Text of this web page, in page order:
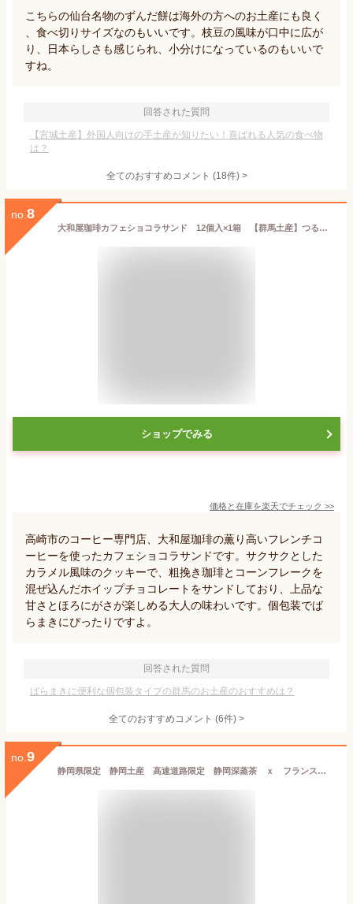
こちらの仙台名物のずんだ餅は海外の方へのお土産にも良く
、食べ切りサイズなのもいいです。枝豆の風味が口中に広が
り、日本らしさも感じられ、小分けになっているのもいいで
すね。
回答された質問
【宮城土産】外国人向けの手土産が知りたい！喜ばれる人気の食べ物
は？
全てのおすすめコメント (18件) >
no. 8
大和屋珈琲カフェショコラサンド 12個入×1箱 【群馬土産】つるまい本舗 手土産 ギフト お返し 個包装 大和屋珈琲 ショコラサンド 洋菓子
ショップでみる
価格と在庫を楽天でチェック >>
高崎市のコーヒー専門店、大和屋珈琲の薫り高いフレンチコ
ーヒーを使ったカフェショコラサンドです。サクサクとした
カラメル風味のクッキーで、粗挽き珈琲とコーンフレークを
混ぜ込んだホイップチョコレートをサンドしており、上品な
甘さとほろにがさが楽しめる大人の味わいです。個包装でば
らまきにぴったりですよ。
回答された質問
ばらまきに便利な個包装タイプの群馬のお土産のおすすめは？
全てのおすすめコメント (6件) >
no. 9
静岡県限定 静岡土産 高速道路限定 静岡深蒸茶 ｘ フランス産チーズ ガトーポルト Le Cadeau de Marot Gateau Porte チョコレートサンドクッキー 準チョコレート菓子 ６個入り